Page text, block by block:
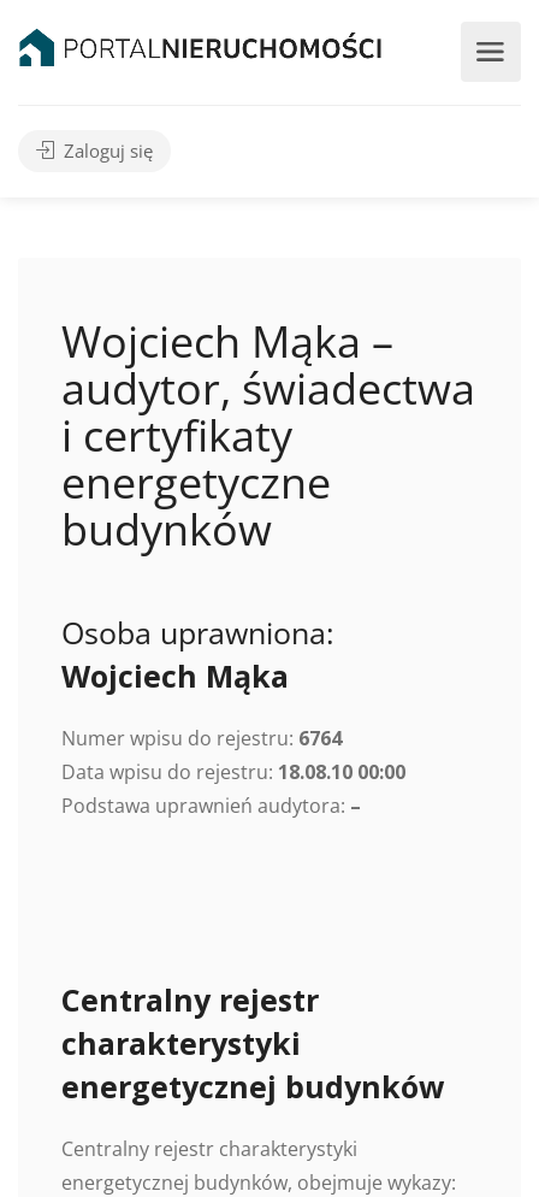
Zaloguj się
Wojciech Mąka –
audytor, świadectwa
i certyfikaty
energetyczne
budynków
Osoba uprawniona:
Wojciech Mąka
Numer wpisu do rejestru: 6764
Data wpisu do rejestru: 18.08.10 00:00
Podstawa uprawnień audytora: –
Centralny rejestr
charakterystyki
energetycznej budynków
Centralny rejestr charakterystyki
energetycznej budynków, obejmuje wykazy: